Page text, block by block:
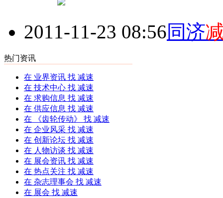
2011-11-23 08:56同济
热门资讯
在 业界资讯 找 减速
在 技术中心 找 减速
在 求购信息 找 减速
在 供应信息 找 减速
在
《齿轮传动》
找 减速
在 企业风采 找 减速
在 创新论坛 找 减速
在 人物访谈 找 减速
在 展会资讯 找 减速
在 热点关注 找 减速
在 杂志理事会 找 减速
在 展会 找 减速